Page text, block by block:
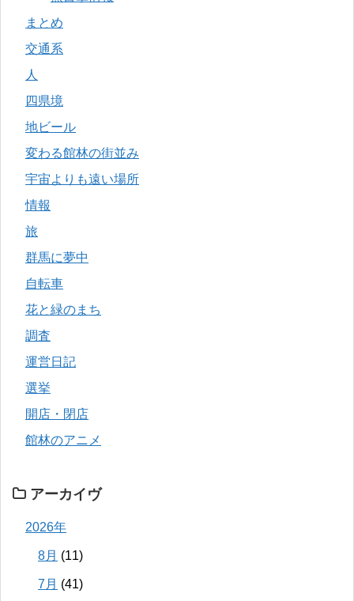
まとめ
交通系
人
四県境
地ビール
変わる館林の街並み
宇宙よりも遠い場所
情報
旅
群馬に夢中
自転車
花と緑のまち
調査
運営日記
選挙
開店・閉店
館林のアニメ
アーカイヴ
2026年
8月 (11)
7月 (41)